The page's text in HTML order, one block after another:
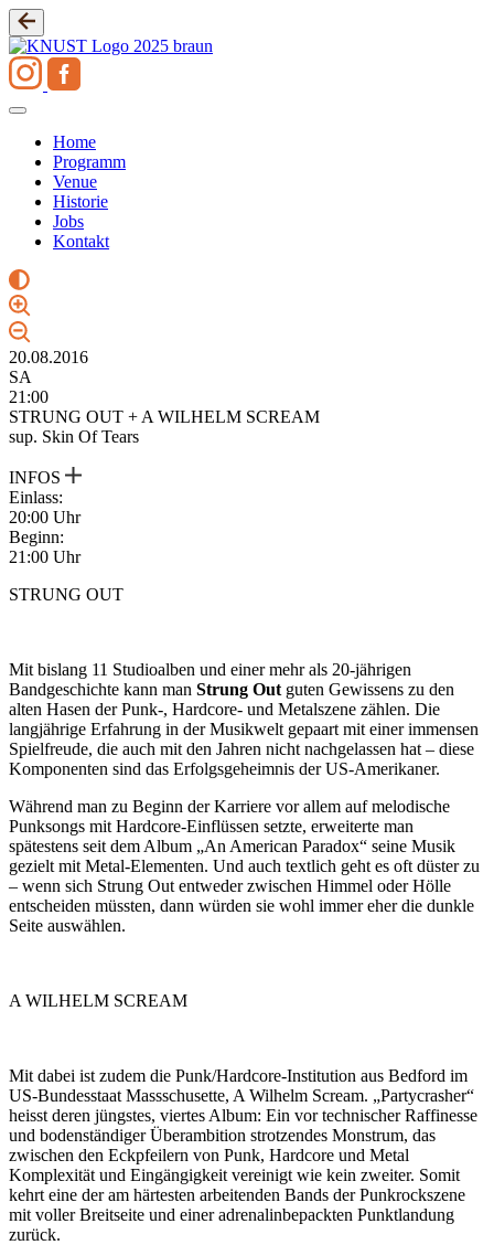
Zum
Inhalt
springen
Home
Programm
Venue
Historie
Jobs
Kontakt
20.08.2016
SA
21:00
STRUNG OUT + A WILHELM SCREAM
sup. Skin Of Tears
INFOS
Einlass:
20:00 Uhr
Beginn:
21:00 Uhr
STRUNG OUT
Mit bislang 11 Studioalben und einer mehr als 20-jährigen
Bandgeschichte kann man Strung Out guten Gewissens zu den
alten Hasen der Punk-, Hardcore- und Metalszene zählen. Die
langjährige Erfahrung in der Musikwelt gepaart mit einer immensen
Spielfreude, die auch mit den Jahren nicht nachgelassen hat – diese
Komponenten sind das Erfolgsgeheimnis der US-Amerikaner.
Während man zu Beginn der Karriere vor allem auf melodische
Punksongs mit Hardcore-Einflüssen setzte, erweiterte man
spätestens seit dem Album „An American Paradox“ seine Musik
gezielt mit Metal-Elementen. Und auch textlich geht es oft düster zu
– wenn sich Strung Out entweder zwischen Himmel oder Hölle
entscheiden müssten, dann würden sie wohl immer eher die dunkle
Seite auswählen.
A WILHELM SCREAM
Mit dabei ist zudem die Punk/Hardcore-Institution aus Bedford im
US-Bundesstaat Massschusette, A Wilhelm Scream. „Partycrasher“
heisst deren jüngstes, viertes Album: Ein vor technischer Raffinesse
und bodenständiger Überambition strotzendes Monstrum, das
zwischen den Eckpfeilern von Punk, Hardcore und Metal
Komplexität und Eingängigkeit vereinigt wie kein zweiter. Somit
kehrt eine der am härtesten arbeitenden Bands der Punkrockszene
mit voller Breitseite und einer adrenalinbepackten Punktlandung
zurück.